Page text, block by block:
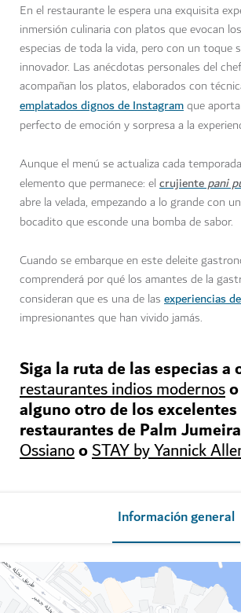
En el restaurante le espera una exquisita
inmersión culinaria con platos que evocan
especias de toda la vida, pero con un toque
innovador. Las anécdotas personales del
acompañan los platos, elaborados con
emplatados dignos de Instagramque
perfecto de emoción y sorpresa a la
Aunque el menú se actualiza cada
elemento que permanece: el crujientepani
abre la velada, empezando a lo grande con
bocadito que esconde una bomba de sabor.
Cuando se embarque en este deleite
comprenderá por qué los amantes de la
consideran que es una de las experiencias
impresionantes que han vivido jamás.
Siga la ruta de las especias a
restaurantes indios modernos
alguno otro de los excelentes
restaurantes de Palm
OssianooSTAY by Yannick
Información general